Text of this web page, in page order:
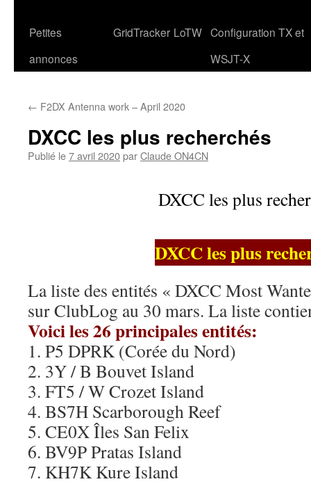
Petites
annonces
GridTracker LoTW Configuration TX et
WSJT-X
← F2DX Antenna work – April 2020
DXCC les plus recherchés
Publié le7 avril 2020parClaude ON4CN
DXCC les plus
DXCC les plus
La liste des entités « DXCC Most
sur ClubLog au 30 mars. La liste
Voici les 26 principales entités:
1. P5 DPRK (Corée du Nord)
2. 3Y / B Bouvet Island
3. FT5 / W Crozet Island
4. BS7H Scarborough Reef
5. CE0X Îles San Felix
6. BV9P Pratas Island
7. KH7K Kure Island